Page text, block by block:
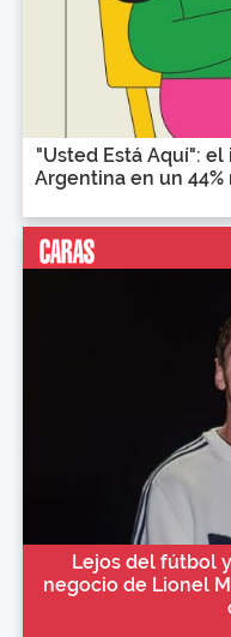
"Usted Está Aquí":
Argentina en un
Lejos del fútbol
negocio de Lionel